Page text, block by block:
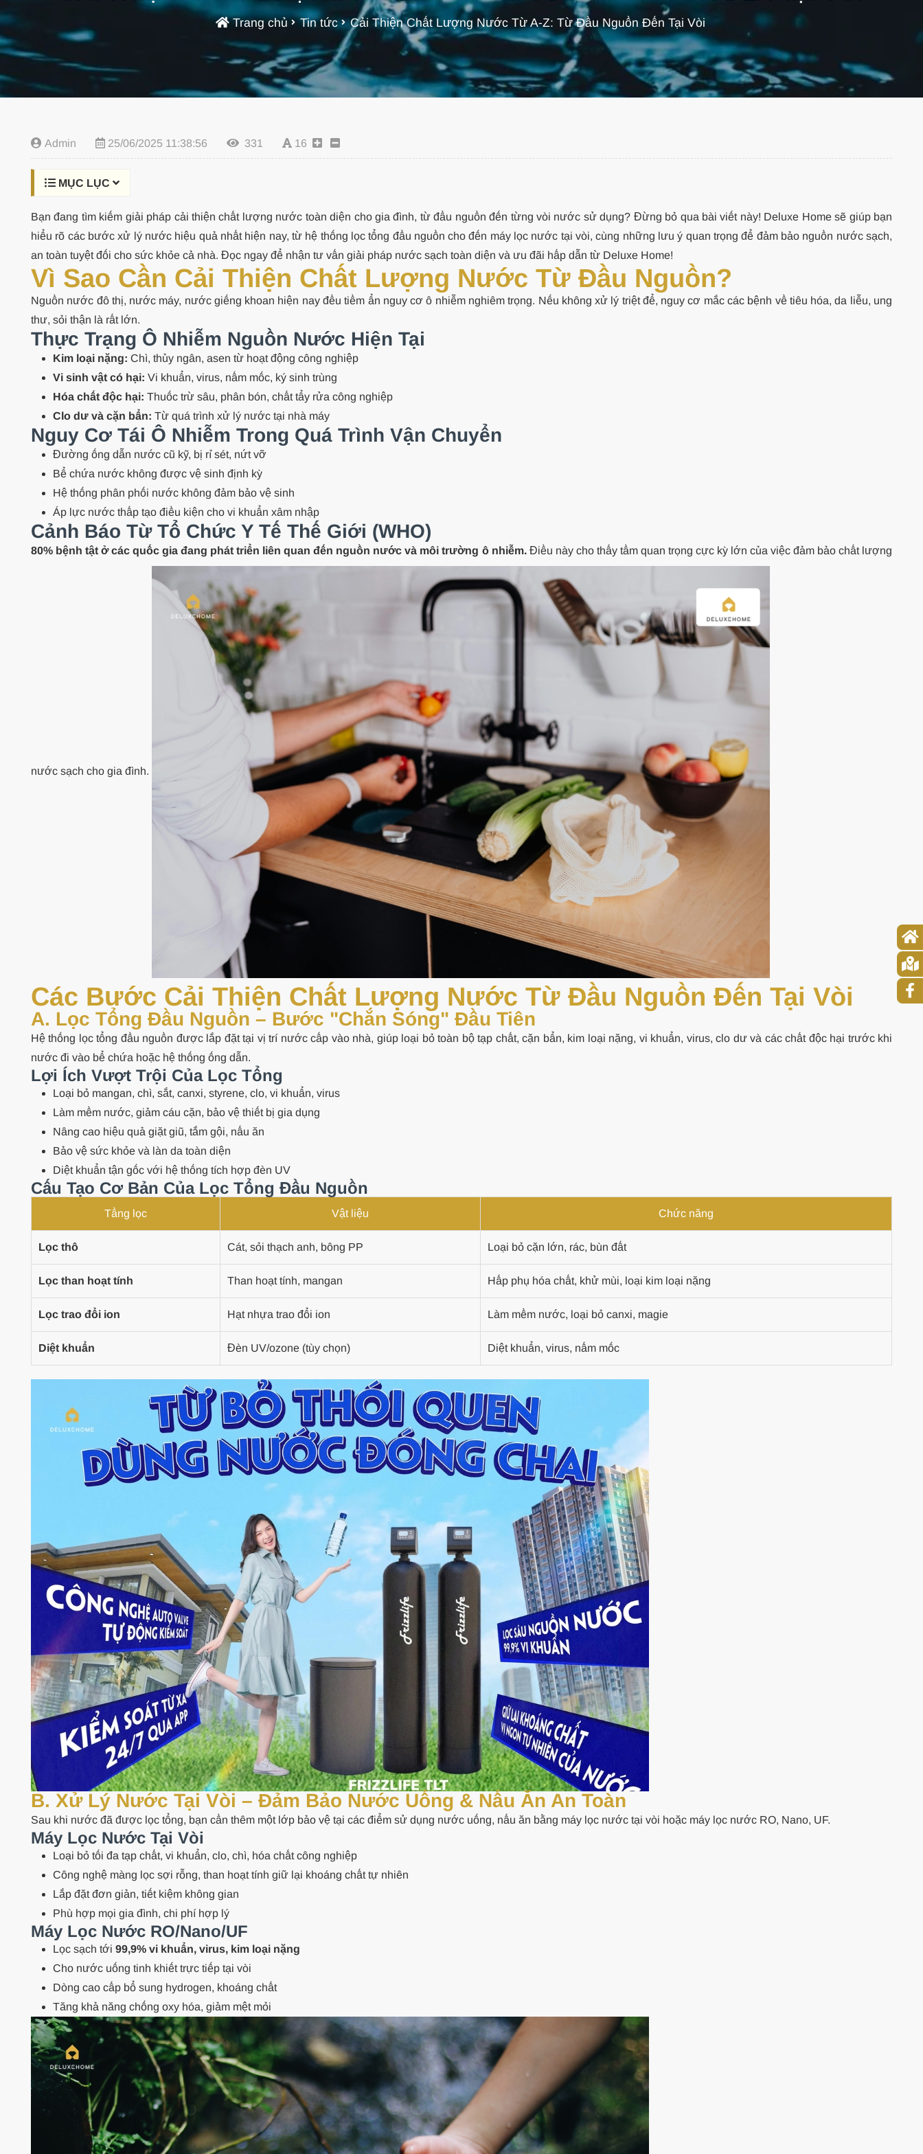
Trang chủ Tin tức Cải Thiện Chất Lượng Nước Từ A-Z: Từ Đầu Nguồn Đến Tại Vòi
Admin 25/06/2025 11:38:56 331 16
MỤC LỤC
Bạn đang tìm kiếm giải pháp cải thiện chất lượng nước toàn diện cho gia đình, từ đầu nguồn đến từng vòi nước sử dụng? Đừng bỏ qua bài viết này! Deluxe Home sẽ giúp bạn
hiểu rõ các bước xử lý nước hiệu quả nhất hiện nay, từ hệ thống lọc tổng đầu nguồn cho đến máy lọc nước tại vòi, cùng những lưu ý quan trọng để đảm bảo nguồn nước sạch,
an toàn tuyệt đối cho sức khỏe cả nhà. Đọc ngay để nhận tư vấn giải pháp nước sạch toàn diện và ưu đãi hấp dẫn từ Deluxe Home!
Vì Sao Cần Cải Thiện Chất Lượng Nước Từ Đầu Nguồn?
Nguồn nước đô thị, nước máy, nước giếng khoan hiện nay đều tiềm ẩn nguy cơ ô nhiễm nghiêm trọng. Nếu không xử lý triệt để, nguy cơ mắc các bệnh về tiêu hóa, da liễu, ung
thư, sỏi thận là rất lớn.
Thực Trạng Ô Nhiễm Nguồn Nước Hiện Tại
Kim loại nặng: Chì, thủy ngân, asen từ hoạt động công nghiệp
Vi sinh vật có hại: Vi khuẩn, virus, nấm mốc, ký sinh trùng
Hóa chất độc hại: Thuốc trừ sâu, phân bón, chất tẩy rửa công nghiệp
Clo dư và cặn bẩn: Từ quá trình xử lý nước tại nhà máy
Nguy Cơ Tái Ô Nhiễm Trong Quá Trình Vận Chuyển
Đường ống dẫn nước cũ kỹ, bị rỉ sét, nứt vỡ
Bể chứa nước không được vệ sinh định kỳ
Hệ thống phân phối nước không đảm bảo vệ sinh
Áp lực nước thấp tạo điều kiện cho vi khuẩn xâm nhập
Cảnh Báo Từ Tổ Chức Y Tế Thế Giới (WHO)
80% bệnh tật ở các quốc gia đang phát triển liên quan đến nguồn nước và môi trường ô nhiễm.Điều này cho thấy tầm quan trọng cực kỳ lớn của việc đảm bảo chất lượng
nước sạch cho gia đình.
Các Bước Cải Thiện Chất Lượng Nước Từ Đầu Nguồn Đến Tại Vòi
A. Lọc Tổng Đầu Nguồn – Bước "Chắn Sóng" Đầu Tiên
Hệ thống lọc tổng đầu nguồn được lắp đặt tại vị trí nước cấp vào nhà, giúp loại bỏ toàn bộ tạp chất, cặn bẩn, kim loại nặng, vi khuẩn, virus, clo dư và các chất độc hại trước khi
nước đi vào bể chứa hoặc hệ thống ống dẫn.
Lợi Ích Vượt Trội Của Lọc Tổng
Loại bỏ mangan, chì, sắt, canxi, styrene, clo, vi khuẩn, virus
Làm mềm nước, giảm cáu cặn, bảo vệ thiết bị gia dụng
Nâng cao hiệu quả giặt giũ, tắm gội, nấu ăn
Bảo vệ sức khỏe và làn da toàn diện
Diệt khuẩn tận gốc với hệ thống tích hợp đèn UV
Cấu Tạo Cơ Bản Của Lọc Tổng Đầu Nguồn
Tầng lọc Vật liệu Chức năng
Lọc thô Cát, sỏi thạch anh, bông PP Loại bỏ cặn lớn, rác, bùn đất
Lọc than hoạt tính Than hoạt tính, mangan Hấp phụ hóa chất, khử mùi, loại kim loại nặng
Lọc trao đổi ion Hạt nhựa trao đổi ion Làm mềm nước, loại bỏ canxi, magie
Diệt khuẩn Đèn UV/ozone (tùy chọn) Diệt khuẩn, virus, nấm mốc
B. Xử Lý Nước Tại Vòi – Đảm Bảo Nước Uống & Nấu Ăn An Toàn
Sau khi nước đã được lọc tổng, bạn cần thêm một lớp bảo vệ tại các điểm sử dụng nước uống, nấu ăn bằng máy lọc nước tại vòi hoặc máy lọc nước RO, Nano, UF.
Máy Lọc Nước Tại Vòi
Loại bỏ tối đa tạp chất, vi khuẩn, clo, chì, hóa chất công nghiệp
Công nghệ màng lọc sợi rỗng, than hoạt tính giữ lại khoáng chất tự nhiên
Lắp đặt đơn giản, tiết kiệm không gian
Phù hợp mọi gia đình, chi phí hợp lý
Máy Lọc Nước RO/Nano/UF
Lọc sạch tới 99,9% vi khuẩn, virus, kim loại nặng
Cho nước uống tinh khiết trực tiếp tại vòi
Dòng cao cấp bổ sung hydrogen, khoáng chất
Tăng khả năng chống oxy hóa, giảm mệt mỏi